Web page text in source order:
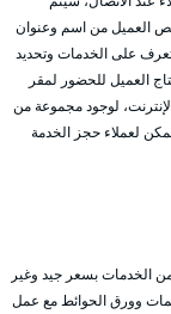
العميل من اسم وعنوان
على الخدمات وتحديد
العميل للحضور لمقر
لوجود مجموعة من
لعملاء حجز الخدمة
الخدمات بسعر جيد وغير
وورق الحوائط مع عمل